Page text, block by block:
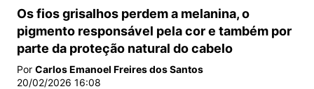
Os fios grisalhos perdem a melanina, o
pigmento responsável pela cor e também por
parte da proteção natural do cabelo
Por Carlos Emanoel Freires dos Santos
20/02/2026 16:08